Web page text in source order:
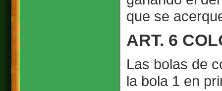
que se
ART. 6
Las bolas de
la bola 1 en